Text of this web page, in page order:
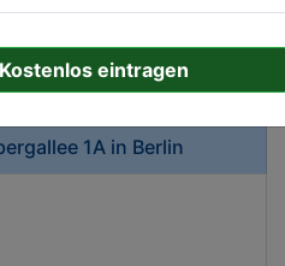
1A in Berlin
Kostenlos eintragen